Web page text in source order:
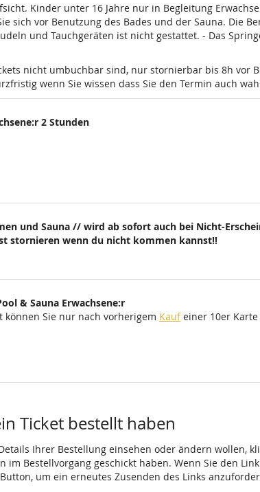
Kinder unter 16 Jahre nur in Begleitung
sich vor Benutzung des Bades und der Sauna. Die
und Tauchgeräten ist nicht gestattet. - Das
nicht umbuchbar sind, nur stornierbar bis 8h vor
wenn Sie wissen dass Sie den Termin auch
2 Stunden
und Sauna // wird ab sofort auch bei Nicht-
stornieren wenn du nicht kommen kannst!!
& Sauna Erwachsene:r
können Sie nur nach vorherigem Kaufeiner 10er Karte
Ticket bestellt haben
Ihrer Bestellung einsehen oder ändern wollen,
im Bestellvorgang geschickt haben. Wenn Sie den
um ein erneutes Zusenden des Links